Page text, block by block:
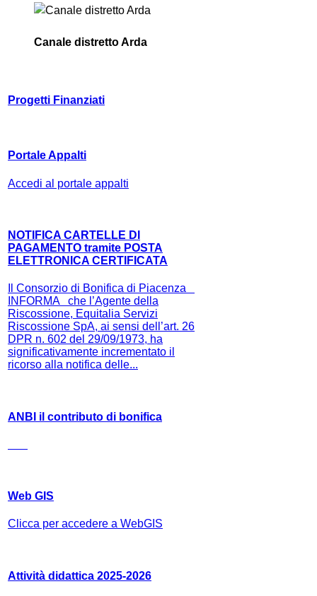
Canale distretto Arda
Progetti Finanziati
Portale Appalti
Accedi al portale appalti
NOTIFICA CARTELLE DI
PAGAMENTO tramite POSTA
ELETTRONICA CERTIFICATA
Il Consorzio di Bonifica di Piacenza
INFORMA che l’Agente della
Riscossione, Equitalia Servizi
Riscossione SpA, ai sensi dell’art. 26
DPR n. 602 del 29/09/1973, ha
significativamente incrementato il
ricorso alla notifica delle...
ANBI il contributo di bonifica
Web GIS
Clicca per accedere a WebGIS
Attività didattica 2025-2026